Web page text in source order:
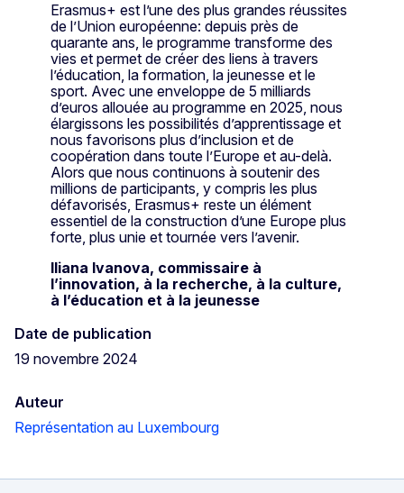
Erasmus+ est l’une des plus grandes réussites
de l’Union européenne: depuis près de
quarante ans, le programme transforme des
vies et permet de créer des liens à travers
l’éducation, la formation, la jeunesse et le
sport. Avec une enveloppe de 5 milliards
d’euros allouée au programme en 2025, nous
élargissons les possibilités d’apprentissage et
nous favorisons plus d’inclusion et de
coopération dans toute l’Europe et au-delà.
Alors que nous continuons à soutenir des
millions de participants, y compris les plus
défavorisés, Erasmus+ reste un élément
essentiel de la construction d’une Europe plus
forte, plus unie et tournée vers l’avenir.
Iliana Ivanova, commissaire à
l’innovation, à la recherche, à la culture,
à l’éducation et à la jeunesse
Date de publication
19 novembre 2024
Auteur
Représentation au Luxembourg